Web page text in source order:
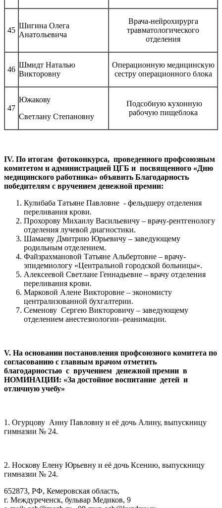
45
Шигина Олега
Анатольевича
Врача-нейрохирурга
травматологического
отделения
46
Шмидт Наталью
Викторовну
Операционную медицинскую
сестру операционного блока
47
Южакову
Светлану Степановну
Подсобную кухонную
рабочую пищеблока
IV. По итогам фотоконкурса, проведенного профсоюзным
комитетом и администрацией ЦГБ и посвященного «Дню
медицинского работника» объявить Благодарность
победителям с вручением денежной премии:
Кулибаба Татьяне Павловне - фельдшеру отделения
переливания крови.
Прохорову Михаилу Васильевичу – врачу-рентгенологу
отделения лучевой диагностики.
Шамаеву Дмитрию Юрьевичу – заведующему
родильным отделением.
Файзрахмановой Татьяне Альбертовне – врачу-
эпидемиологу «Центральной городской больницы».
Алексеевой Светлане Геннадьевне – врачу отделения
переливания крови.
Марковой Алене Викторовне – экономисту
централизованной бухгалтерии.
Семенову Сергею Викторовичу – заведующему
отделением анестезиологии–реанимации.
V. На основании постановления профсоюзного комитета по
согласованию с главным врачом отметить
благодарностью с вручением денежной премии в
НОМИНАЦИИ: «За достойное воспитание детей и
отличную учебу»
1. Огурцову Анну Павловну и её дочь Алину, выпускницу
гимназии № 24.
2. Носкову Елену Юрьевну и её дочь Ксению, выпускницу
гимназии № 24.
652873, РФ, Кемеровская область,
г. Междуреченск, бульвар Медиков, 9